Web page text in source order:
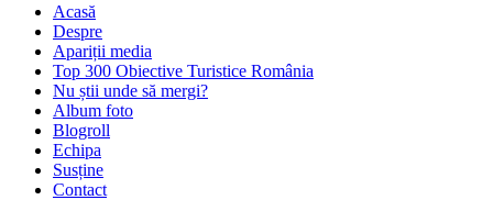
Acasă
Despre
Apariții media
Top 300 Obiective Turistice România
Nu știi unde să mergi?
Album foto
Blogroll
Echipa
Susține
Contact